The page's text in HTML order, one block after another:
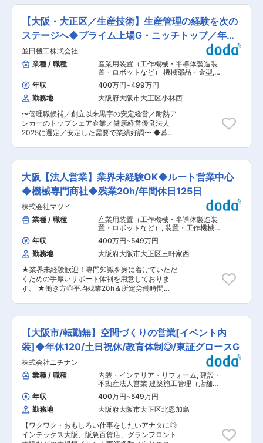
負荷の低い製品で持続可能な未来を支援していま
す。 （1）「耐火・耐熱金物」（アンカーメタ
ル）： 鉄鋼設備や石油化学関係の設備などで使用
される工業炉の壁・床・天井を保持・固定するた
めの補強金物 （2）「リテーナ」： セメント工
場・都市ごみ焼却施設などの排ガス設備で使用さ
れるろ過フィルターを支持する部品 ■組織構
成：・当募集部署：男性4名 女性2名 計6名 ■
入社後： まずは製品の流れや加工工程（物流業
務）、検査や梱包（出荷業務）を学んで頂き、製
品の知識向上に繋げて頂く事を目的に、約6か月
間自社他部署での研修を考えています。現状のメ
ンバーのほとんどが異業界からの転職者ですの
来、55年にわたり業界を支え続け、日本の耐火・
耐熱金物メーカーのトップブランドとしてお客様
海外顧客の獲得や海外サプライヤーとの取引にも
積極的に取り組んでいます。
を正確に技術部門へ伝達することが重要な役割と
なります 【業務内容】 既存顧客への定期訪問を
通じて潜在的な受注見込みの発掘・提案や、引合
いを頂いた案件に対する初期対応等の活動を行っ
ていただきます。 受注見込みがより具体化した後
は、顧客と工場（開発部門・生産部門）の橋渡し
を行います また、見積提示・価格交渉・受注処理
等の営業事務（アシスタント社員あり）、展示会
では技術のアピールの場にしていて、そこで知り
合った顧客に連絡をする新規営業があります ま
た、既存顧客からの相談がある為、技術部門とタ
ッグを組んで相談に乗ります。 分からない事は技
術部門に相談ができます。※飛び込み営業等はあ
りません 自社製品でなく、受注生産となり、お客
様の名前を入れて売ります ＥＴＣのゲート等大き
い機械の中の一部になるものも多いです 【担当】
口のゲート、料金所・電車・EV充電ステーション
等 【出張】 ・エリア：静岡より西 ・頻度：月に1
回程度 日帰りがほとんどで泊りがあって
も1泊程度です 【組織構成】 50代1名、30代1
名 アシスタント1名 【入社後の流れ】 OJT・
同行営業で製品や業務を学び、将来的には営業部
門を統括する立場をお任せする予定です 【ノルマ
について】 受注生産の為、予想ができないので、
事業部としての年度の売り上げ予算はございます
が、個人ノルマはありません。評価はプロセスと
数値で判断致します 【電子機器事業部について】
今後の市場性を睨み、大手企業から専門の技術者
を招きスタートした事業 。モータ制御からスター
をはじめ、今や当社の売上利益の大きな柱に成
長。昨今はモータセンサレス制御の特許を取得
入れていく計画 変更の範囲：本文参照
【大阪・大正区／生産技術】生産管理の経験を次の
ステージへ◆プライム上場G・ニッチトップ／年休
126日
並田機工株式会社
業種 / 職種
産業用装置（工作機械・半導体製造装
置・ロボットなど） 機械部品・金型,
工程設計・工法開発・工程改善・
IE（機械・金属加工） 設備立ち上げ・
設計（機械設計）
年収 400万円~499万円
勤務地
大阪府大阪市大正区小林西
〜管理職候補／創立以来黒字の安定経営／耐熱ア
ンカーのトップシェア企業／健康経営優良法人
2025に選定／安定した需要で業績好調〜 ◆募集
ポジションです。製造現場の改善や設備導入、安
全管理など、モノづくりの根幹に関わる業務を段
階的に習得していただきます。スキルに合わせて
お任せするお仕事内容の幅を徐々に広げていきま
す！ ◆求める人物像 ・生産管理の経験を活か
し、さらに生産技術のスキルも身につけたい方 ・
現場改善や設備導入など、モノづくりの根幹に関
わる業務に挑戦したい方 ・将来的に管理職として
組織を牽引したいという志向をお持ちの方 【生産
管理】 生産計画の立案（受注状況に基づくスケジ
ュール作成） 進捗管理（生産状況のモニタリン
グ、トラブル対応） 在庫・資材管理（原材料・部
品の発注・納期管理） QCD管理（品質・コス
ト・納期の最適化） 【生産技術（将来的に担
当）】 生産工程の計画・改善（レイアウト最適
化、稼働テスト） 設備導入・保守（新規設備の選
（KY活動、安全教育、保護具管理） ■入社後の
流れ 入社1か月：研修＋安全教育 〜半年：工場実
習・現場配属で基礎習得 1年目：他部署との折
衝、生産計画・工程管理・納期調整 2年目：工程
改善、5S活動提案、部下指導、小規模プロジェク
トリーダー それ以降：生産部門全体の安全確保、
最新製造ラインの提案、若手育成、マネジメント
業務、顧客対応 ◆組織構成 総勢32名 20代7
名 30代7名 40代5名 50代8名 60代5名 男
性24名／女性8名 業務割合：入社〜3年は工場作
業6割・事務所4割、3年後以降は工場作業2割・
事務所8割 ■主要商材の詳細： プラントに欠かせ
大阪【法人営業】業界未経験OK◆ルート営業中心
◆機械専門商社◆残業20h/年間休日125日
株式会社マツイ
業種 / 職種
産業用装置（工作機械・半導体製造装
置・ロボットなど） , 装置・工作機械・
産業機械営業（国内） 精密機械・計測
機器・分析機器・光学製品営業（国
内）
年収 400万円~549万円
勤務地
大阪府大阪市大正区三軒家西
★業界未経験歓迎！専門知識を身に着けていただ
くための手厚いサポート体制を用意しておりま
す。 ★働き方◎平均残業20h＆所定労働時間
渦も併せて10期以上連続黒字となっており、経営
は安定しています。 ■入社後の流れ □入社後〜1
か月 社内研修や取引先メーカーでの技術研修に参
加して、商材知識を身に着けます。 □入社1か
月〜数年（１〜５年目安） 先輩社員の営業活動に
同行しながら、営業としてのスキルを磨きます。
少しずつ1人で対応する業務を増やして独り立ち
を目指します。 □その他のフォロー体制 ・専門
講師による月1回の社内研修（座学） ・1対1での
丁寧なOJT ・その他知識やスキルに応じた研修、
勉強会 ■業務概要 油圧機器/空圧機器/電気制御機
器/計測機器など、幅広い分野を手掛ける当社に
て、既存顧客を中心とする法人営業をお任せしま
す。商材知識、営業経験が身につくまで丁寧にサ
【大阪市/転勤無】空間づくりの営業[イベント内
装]◆年休120/土日祝休/教育体制◎/東証グロースG
株式会社ニチナン
業種 / 職種
内装・インテリア・リフォーム, 建設・
不動産法人営業 建築施工管理（店舗内
装）
年収 400万円~549万円
勤務地
大阪府大阪市大正区北恩加島
【ワクワク・おもしろい仕事をしたいアナタに◎
インテックス大阪、阪急百貨店、グランフロント